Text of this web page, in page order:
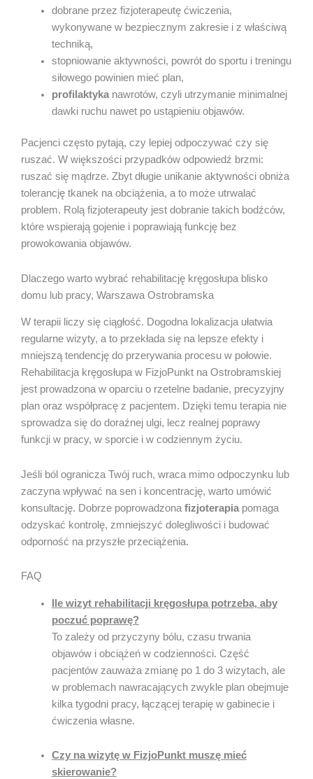
dobrane przez fizjoterapeutę ćwiczenia,
wykonywane w bezpiecznym zakresie i z właściwą
techniką,
stopniowanie aktywności, powrót do sportu i treningu
siłowego powinien mieć plan,
profilaktykanawrotów, czyli utrzymanie minimalnej
dawki ruchu nawet po ustąpieniu objawów.
Pacjenci często pytają, czy lepiej odpoczywać czy się
ruszać. W większości przypadków odpowiedź brzmi:
ruszać się mądrze. Zbyt długie unikanie aktywności obniża
tolerancję tkanek na obciążenia, a to może utrwalać
problem. Rolą fizjoterapeuty jest dobranie takich bodźców,
które wspierają gojenie i poprawiają funkcję bez
prowokowania objawów.
Dlaczego warto wybrać rehabilitację kręgosłupa blisko
domu lub pracy, Warszawa Ostrobramska
W terapii liczy się ciągłość. Dogodna lokalizacja ułatwia
regularne wizyty, a to przekłada się na lepsze efekty i
mniejszą tendencję do przerywania procesu w połowie.
Rehabilitacja kręgosłupa w FizjoPunkt na Ostrobramskiej
jest prowadzona w oparciu o rzetelne badanie, precyzyjny
plan oraz współpracę z pacjentem. Dzięki temu terapia nie
sprowadza się do doraźnej ulgi, lecz realnej poprawy
funkcji w pracy, w sporcie i w codziennym życiu.
Jeśli ból ogranicza Twój ruch, wraca mimo odpoczynku lub
zaczyna wpływać na sen i koncentrację, warto umówić
konsultację. Dobrze poprowadzona fizjoterapia pomaga
odzyskać kontrolę, zmniejszyć dolegliwości i budować
odporność na przyszłe przeciążenia.
FAQ
Ile wizyt rehabilitacji kręgosłupa potrzeba, aby
poczuć poprawę?
To zależy od przyczyny bólu, czasu trwania
objawów i obciążeń w codzienności. Część
pacjentów zauważa zmianę po 1 do 3 wizytach, ale
w problemach nawracających zwykle plan obejmuje
kilka tygodni pracy, łączącej terapię w gabinecie i
ćwiczenia własne.
Czy na wizytę w FizjoPunkt muszę mieć
skierowanie?